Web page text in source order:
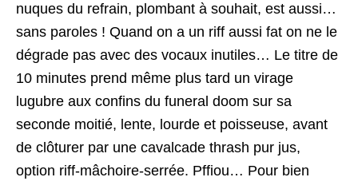
nuques du refrain, plombant à souhait, est aussi…
sans paroles ! Quand on a un riff aussi fat on ne le
dégrade pas avec des vocaux inutiles… Le titre de
10 minutes prend même plus tard un virage
lugubre aux confins du funeral doom sur sa
seconde moitié, lente, lourde et poisseuse, avant
de clôturer par une cavalcade thrash pur jus,
option riff-mâchoire-serrée. Pffiou… Pour bien